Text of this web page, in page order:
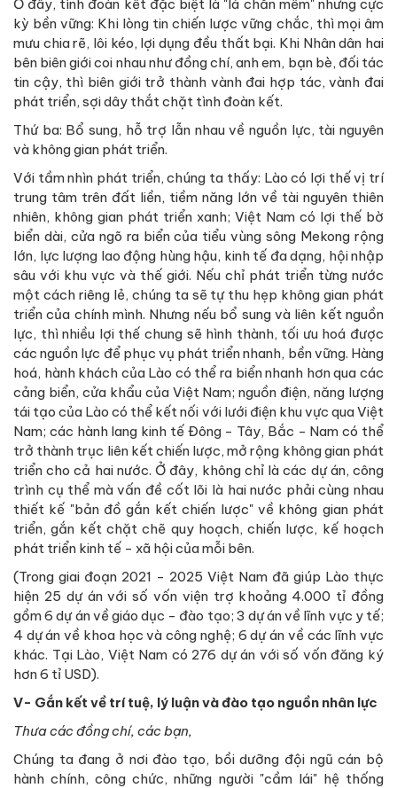
Ở đây, tình đoàn kết đặc biệt là "lá chắn mềm" nhưng cực
kỳ bền vững: Khi lòng tin chiến lược vững chắc, thì mọi âm
mưu chia rẽ, lôi kéo, lợi dụng đều thất bại. Khi Nhân dân hai
bên biên giới coi nhau như đồng chí, anh em, bạn bè, đối tác
tin cậy, thì biên giới trở thành vành đai hợp tác, vành đai
phát triển, sợi dây thắt chặt tình đoàn kết.
Thứ ba: Bổ sung, hỗ trợ lẫn nhau về nguồn lực, tài nguyên
và không gian phát triển.
Với tầm nhìn phát triển, chúng ta thấy: Lào có lợi thế vị trí
trung tâm trên đất liền, tiềm năng lớn về tài nguyên thiên
nhiên, không gian phát triển xanh; Việt Nam có lợi thế bờ
biển dài, cửa ngõ ra biển của tiểu vùng sông Mekong rộng
lớn, lực lượng lao động hùng hậu, kinh tế đa dạng, hội nhập
sâu với khu vực và thế giới. Nếu chỉ phát triển từng nước
một cách riêng lẻ, chúng ta sẽ tự thu hẹp không gian phát
triển của chính mình. Nhưng nếu bổ sung và liên kết nguồn
lực, thì nhiều lợi thế chung sẽ hình thành, tối ưu hoá được
các nguồn lực để phục vụ phát triển nhanh, bền vững. Hàng
hoá, hành khách của Lào có thể ra biển nhanh hơn qua các
cảng biển, cửa khẩu của Việt Nam; nguồn điện, năng lượng
tái tạo của Lào có thể kết nối với lưới điện khu vực qua Việt
Nam; các hành lang kinh tế Đông - Tây, Bắc - Nam có thể
trở thành trục liên kết chiến lược, mở rộng không gian phát
triển cho cả hai nước. Ở đây, không chỉ là các dự án, công
trình cụ thể mà vấn đề cốt lõi là hai nước phải cùng nhau
thiết kế "bản đồ gắn kết chiến lược" về không gian phát
triển, gắn kết chặt chẽ quy hoạch, chiến lược, kế hoạch
phát triển kinh tế - xã hội của mỗi bên.
(Trong giai đoạn 2021 - 2025 Việt Nam đã giúp Lào thực
hiện 25 dự án với số vốn viện trợ khoảng 4.000 tỉ đồng
gồm 6 dự án về giáo dục - đào tạo; 3 dự án về lĩnh vực y tế;
4 dự án về khoa học và công nghệ; 6 dự án về các lĩnh vực
khác. Tại Lào, Việt Nam có 276 dự án với số vốn đăng ký
hơn 6 tỉ USD).
V- Gắn kết về trí tuệ, lý luận và đào tạo nguồn nhân lực
Thưa các đồng chí, các bạn,
Chúng ta đang ở nơi đào tạo, bồi dưỡng đội ngũ cán bộ
hành chính, công chức, những người "cầm lái" hệ thống